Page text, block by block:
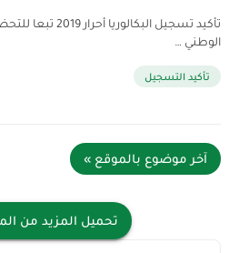
الوطني …
تأكيد التسجيل
آخر موضوع بالموقع »
تحميل المزيد من